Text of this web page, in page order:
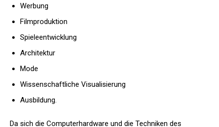
Werbung
Filmproduktion
Spieleentwicklung
Architektur
Mode
Wissenschaftliche Visualisierung
Ausbildung.
Da sich die Computerhardware und die Techniken des